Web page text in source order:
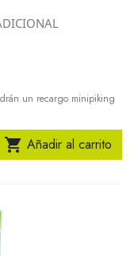
un recargo minipiking
 Añadir al carrito